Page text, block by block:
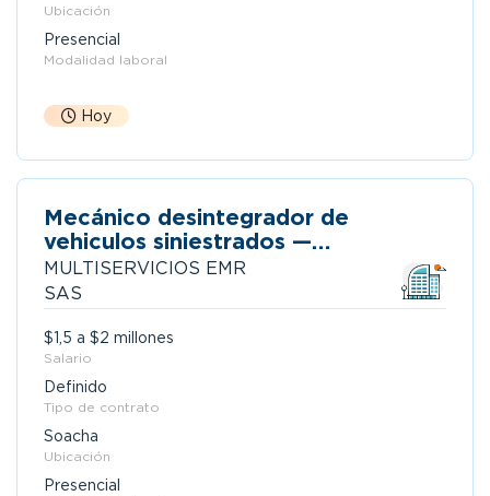
Ubicación
Presencial
Modalidad laboral
Hoy
Mecánico desintegrador de
vehiculos siniestrados —
multisoluciones
MULTISERVICIOS EMR
SAS
$1,5 a $2 millones
Salario
Definido
Tipo de contrato
Soacha
Ubicación
Presencial